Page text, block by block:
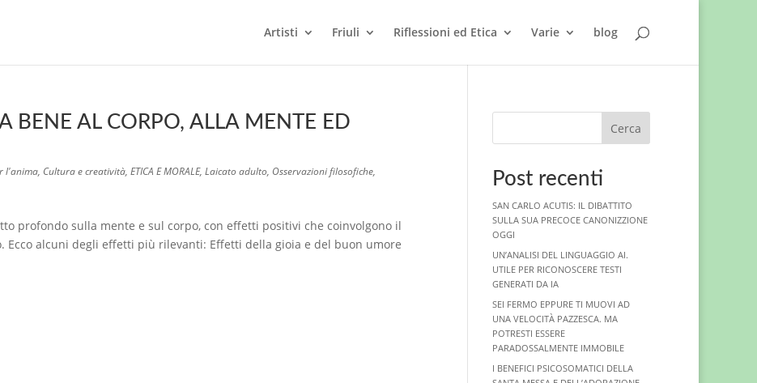
Artisti Friuli Riflessioni ed Etica Varie blog
BENE AL CORPO, ALLA MENTE ED
l'anima, Cultura e creatività, ETICA E MORALE, Laicato adulto, Osservazioni filosofiche,
profondo sulla mente e sul corpo, con effetti positivi che coinvolgono il
Ecco alcuni degli effetti più rilevanti: Effetti della gioia e del buon umore
Cerca
Post recenti
SAN CARLO ACUTIS: IL DIBATTITO
SULLA SUA PRECOCE CANONIZZIONE
OGGI
UN’ANALISI DEL LINGUAGGIO AI.
UTILE PER RICONOSCERE TESTI
GENERATI DA IA
SEI FERMO EPPURE TI MUOVI AD
UNA VELOCITÀ PAZZESCA. MA
POTRESTI ESSERE
PARADOSSALMENTE IMMOBILE
I BENEFICI PSICOSOMATICI DELLA